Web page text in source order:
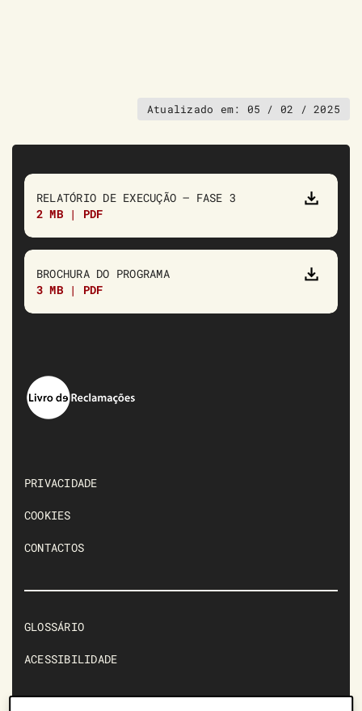
Atualizado em: 05 / 02 / 2025
RELATÓRIO DE EXECUÇÃO – FASE 3
2 MB | PDF
BROCHURA DO PROGRAMA
3 MB | PDF
PRIVACIDADE
COOKIES
CONTACTOS
GLOSSÁRIO
ACESSIBILIDADE